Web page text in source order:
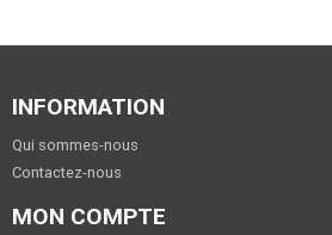
INFORMATION
Qui sommes-nous
Contactez-nous
MON COMPTE